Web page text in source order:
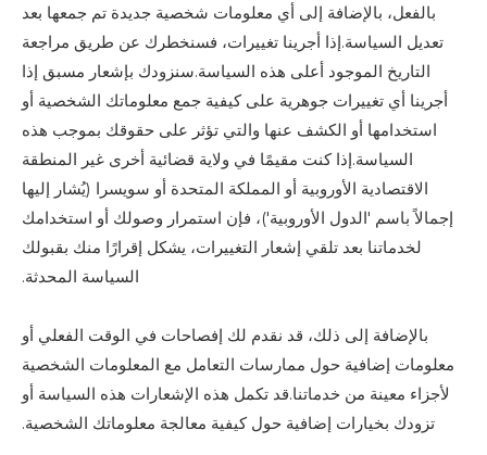
بالفعل، بالإضافة إلى أي معلومات شخصية جديدة تم جمعها بعد
تعديل السياسة.إذا أجرينا تغييرات، فسنخطرك عن طريق مراجعة
التاريخ الموجود أعلى هذه السياسة.سنزودك بإشعار مسبق إذا
أجرينا أي تغييرات جوهرية على كيفية جمع معلوماتك الشخصية أو
استخدامها أو الكشف عنها والتي تؤثر على حقوقك بموجب هذه
السياسة.إذا كنت مقيمًا في ولاية قضائية أخرى غير المنطقة
الاقتصادية الأوروبية أو المملكة المتحدة أو سويسرا (يُشار إليها
إجمالاً باسم 'الدول الأوروبية')، فإن استمرار وصولك أو استخدامك
لخدماتنا بعد تلقي إشعار التغييرات، يشكل إقرارًا منك بقبولك
السياسة المحدثة.
بالإضافة إلى ذلك، قد نقدم لك إفصاحات في الوقت الفعلي أو
معلومات إضافية حول ممارسات التعامل مع المعلومات الشخصية
لأجزاء معينة من خدماتنا.قد تكمل هذه الإشعارات هذه السياسة أو
تزودك بخيارات إضافية حول كيفية معالجة معلوماتك الشخصية.